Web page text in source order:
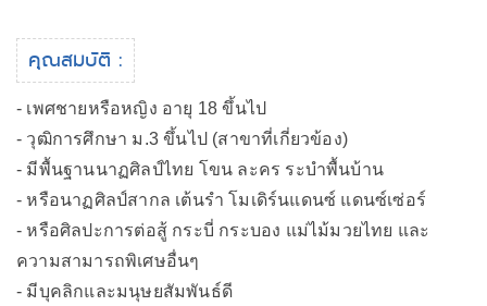
คุณสมบัติ :
- เพศชายหรือหญิง อายุ 18 ขึ้นไป
- วุฒิการศึกษา ม.3 ขึ้นไป (สาขาที่เกี่ยวข้อง)
- มีพื้นฐานนาฏศิลป์ไทย โขน ละคร ระบำพื้นบ้าน
- หรือนาฏศิลป์สากล เต้นรำ โมเดิร์นแดนซ์ แดนซ์เซ่อร์
- หรือศิลปะการต่อสู้ กระบี่ กระบอง แม่ไม้มวยไทย และ
ความสามารถพิเศษอื่นๆ
- มีบุคลิกและมนุษยสัมพันธ์ดี